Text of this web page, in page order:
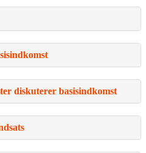
diskuterer basisindkomst